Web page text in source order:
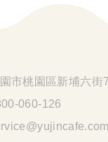
市桃園區新埔六街
060-126